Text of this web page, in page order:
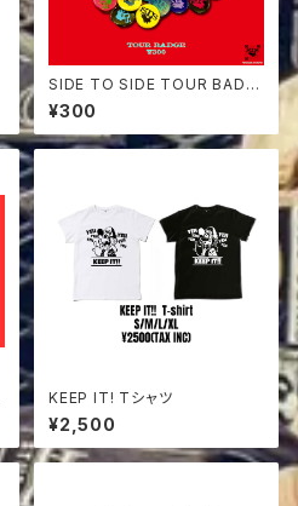
SIDE TO SIDE TOUR BADG
E
¥300
KEEP IT! Tシャツ
¥2,500